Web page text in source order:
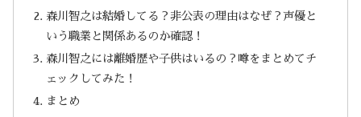
森川智之は結婚してる？非公表の理由はなぜ？声優と
いう職業と関係あるのか確認！
森川智之には離婚歴や子供はいるの？噂をまとめてチ
ェックしてみた！
まとめ